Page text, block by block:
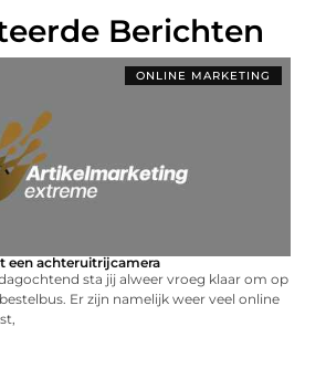
Berichten
ONLINE MARKETING
een achteruitrijcamera
sta jij alweer vroeg klaar om op
Er zijn namelijk weer veel online